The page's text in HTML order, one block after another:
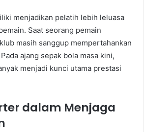
menjadikan pelatih lebih leluasa
Saat seorang pemain
masih sanggup mempertahankan
ajang sepak bola masa kini,
menjadi kunci utama prestasi
dalam Menjaga